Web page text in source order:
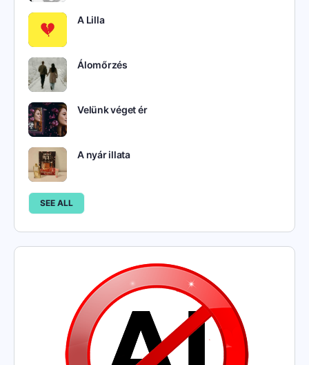
A Lilla
Álomőrzés
Velünk véget ér
A nyár illata
SEE ALL